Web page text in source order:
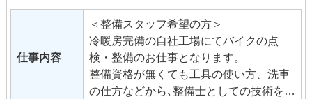
仕事内容
＜整備スタッフ希望の方＞
冷暖房完備の自社工場にてバイクの点
検・整備のお仕事となります。
整備資格が無くても工具の使い方、洗車
の仕方などから､整備士としての技術をイ